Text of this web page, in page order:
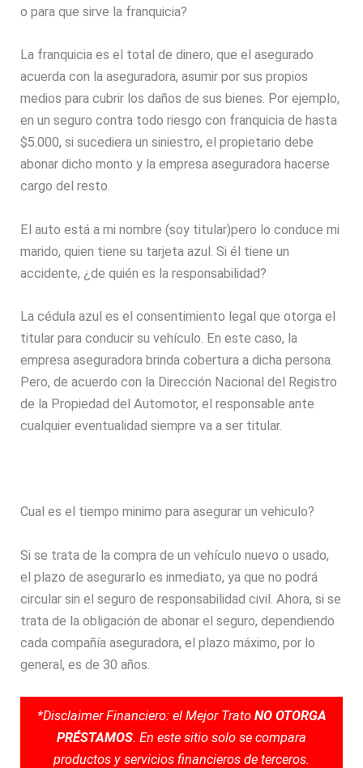
o para que sirve la franquicia?
La franquicia es el total de dinero, que el asegurado
acuerda con la aseguradora, asumir por sus propios
medios para cubrir los daños de sus bienes. Por ejemplo,
en un seguro contra todo riesgo con franquicia de hasta
$5.000, si sucediera un siniestro, el propietario debe
abonar dicho monto y la empresa aseguradora hacerse
cargo del resto.
El auto está a mi nombre (soy titular)pero lo conduce mi
marido, quien tiene su tarjeta azul. Si él tiene un
accidente, ¿de quién es la responsabilidad?
La cédula azul es el consentimiento legal que otorga el
titular para conducir su vehículo. En este caso, la
empresa aseguradora brinda cobertura a dicha persona.
Pero, de acuerdo con la Dirección Nacional del Registro
de la Propiedad del Automotor, el responsable ante
cualquier eventualidad siempre va a ser titular.
Cual es el tiempo minimo para asegurar un vehiculo?
Si se trata de la compra de un vehículo nuevo o usado,
el plazo de asegurarlo es inmediato, ya que no podrá
circular sin el seguro de responsabilidad civil. Ahora, si se
trata de la obligación de abonar el seguro, dependiendo
cada compañía aseguradora, el plazo máximo, por lo
general, es de 30 años.
*Disclaimer Financiero: el Mejor Trato NO OTORGA
PRÉSTAMOS. En este sitio solo se compara
productos y servicios financieros de terceros.